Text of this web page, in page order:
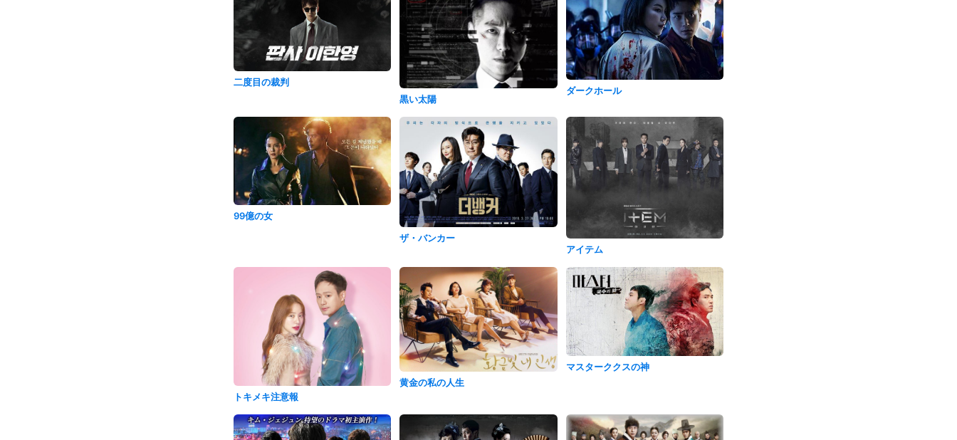
二度目の裁判
黒い太陽
ダークホール
99億の女
ザ・バンカー
アイテム
トキメキ注意報
黄金の私の人生
マスターククスの神